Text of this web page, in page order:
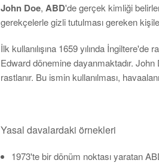
John Doe, ABD'de gerçek kimliği
gerekçelerle gizli tutulması gereken
İlk kullanılışına 1659 yılında
Edward dönemine dayanmaktadır. John
rastlanır. Bu ismin kullanılması,
Yasal davalardaki örnekleri
1973'te bir dönüm noktası yaratan